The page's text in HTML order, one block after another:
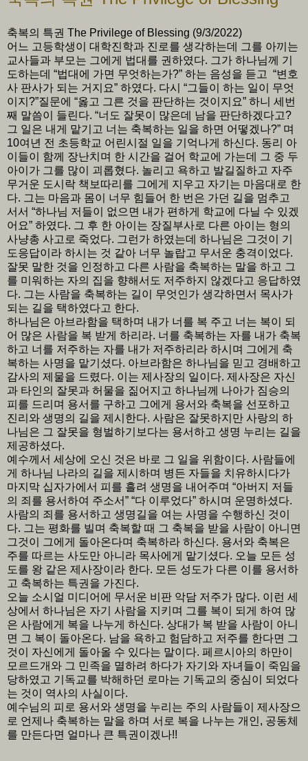
축복의 특권 The Privilege of Blessing (9/3/2022)
어느 고등학생이 대학진학과 진로를 생각하는데 그를 아끼는
교사들과 부모는 그에게 법대를 권하였다. 그가 하나님께 기
도하는데 “법대에 가면 무엇하는가?” 하는 음성을 듣고 “변호
사 판사가 되는 거지요” 하였다. 다시 “그들이 하는 일이 무엇
이지?”질문에 “옳고 그른 것을 판단하는 것이지요” 하니 세번
째 말씀이 들린다. “너도 잘못이 많은데 남을 판단하겠다고?
그 일은 내게 맡기고 너는 축복하는 일을 하면 어떻겠나?” 며
10여년 전 초등학교 어린시절 일을 기억나게 하신다. 동리 아
이들이 함께 장난치며 한 시간을 걸어 학교에 가는데 그 중 두
아이가 그를 많이 괴롭혔다. 놀리고 욕하고 발길질하고 자주
무거운 도시락 책보따리를 그에게 지우고 자기는 마음대로 한
다. 그는 마음과 몸이 너무 힘들어 한 번은 가던 길을 멈추고
서서 “하나님 저들이 없으면 내가 편하게 학교에 다닐 수 있겠
어요” 하였다. 그 후 한 아이는 장질부사로 다른 아이는 형의
사냥총 사고로 죽었다. 그런가 하였는데 하나님은 그것이 기
도응답이라 하시는 것 같아 너무 놀랍고 무서운 충격이었다.
잘못 말한 것을 인정하고 다른 사람을 축복하는 말을 하고 그
를 미워하는 자의 집을 향해서도 저주하지 않겠다고 응답하였
다. 그는 사람을 축복하는 길이 무엇인가 생각하면서 목사가
되는 길을 택하였다고 한다.
하나님은 아브라함을 택하며 내가 너를 복 주고 너는 복이 되
어 많은 사람을 복 받게 하리라. 너를 축복하는 자를 내가 축복
하고 너를 저주하는 자를 내가 저주하리라 하시며 그에게 축
복하는 사명을 맡기셨다. 아브라함은 하나님을 믿고 경배하고
감사의 제물을 드렸다. 이는 제사장의 일이다. 제사장은 자신
과 타인의 잘못과 허물을 짊어지고 하나님께 나아가 짐승의
피를 드리며 용서를 구하고 그에게 용서와 축복을 선포하고
진리와 생명의 길을 제시한다. 사람은 잘못하지만 사랑의 하
나님은 그 잘못을 형벌하기보다는 용서하고 생명 누리는 길을
제공하셨다.
예수께서 세상에 오신 것은 바로 그 일을 위함이다. 사람들에
게 하나님 나라의 길을 제시하며 병든 자들을 치유하시다가
마지막 십자가에서 피를 흘려 생명을 내어주며 “아버지 저들
의 죄를 용서하여 주소서” “다 이루었다” 하시며 운명하셨다.
사람의 죄를 용서하고 생명길을 여는 사명을 수행하신 것이
다. 그는 평화를 빌며 축복할 때 그 축복을 받을 사람이 아니면
그것이 그에게 돌아온다며 축복하라 하신다. 용서와 축복은
주를 따르는 사도만 아니라 목사에게 맡기셨다. 오늘 모든 성
도를 왕 같은 제사장이라 한다. 모든 성도가 다른 이를 용서하
고 축복하는 특권을 가진다.
오늘 소시얼 미디어에 무서운 비판 악담 저주가 많다. 이런 세
상에서 하나님은 자기 사람을 지키며 그를 복이 되게 하여 많
은 사람에게 복을 나누게 하신다. 상대가 복 받을 사람이 아니
면 그 복이 돌아온다. 남을 욕하고 험담하고 저주를 한다면 그
것이 자신에게 돌아올 수 있다는 말이다. 페르시아의 하만이
모르드개와 그 민족을 멸하려 하다가 자기와 자녀들이 죽임을
당하였고 기독교를 박해하던 로마는 기독교의 중심이 되었다
는 것이 역사의 사실이다.
예수님의 피로 용서와 생명을 누리는 주의 사람들이 제사장으
로 언제나 축복하는 말을 하며 서로 복을 나누는 개인, 공동체
를 만든다면 얼마나 큰 특권이겠나!!